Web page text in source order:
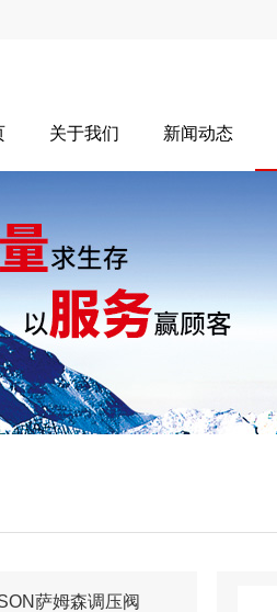
关于我们 新闻动态
萨姆森调压阀